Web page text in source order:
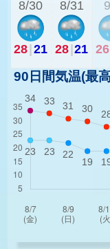
8/30
28|21
8/31
28|21 26
90日間気温(最